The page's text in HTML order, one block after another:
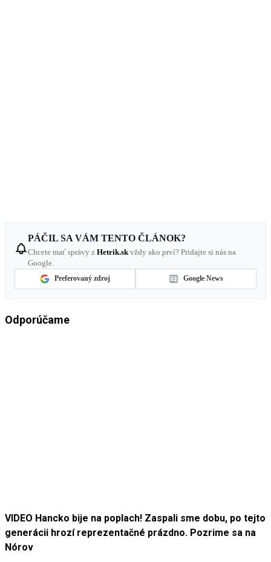
PÁČIL SA VÁM TENTO ČLÁNOK?
Chcete mať správy z Hetrik.sk vždy ako prví? Pridajte si nás na
Google.
Preferovaný zdroj Google News
Odporúčame
VIDEO Hancko bije na poplach! Zaspali sme dobu, po tejto
generácii hrozí reprezentačné prázdno. Pozrime sa na
Nórov